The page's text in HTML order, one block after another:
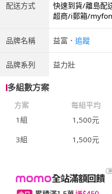
配送方式 快速到貨/離島配
超商/i郵箱/
品牌名稱 益富 ． 追蹤
品牌系列 益力壯
多組數方案
方案 每組平均
1組
1,500元
3組
1,500元